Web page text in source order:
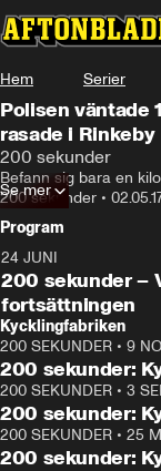
Hem Serier
Polisen väntade
rasade i Rinkeby
200 sekunder
Befann sig bara en
200 sekunder •
Se mer
Program
24 JUNI
200 sekunder –
fortsättningen
Kycklingfabriken
200 SEKUNDER • 9
200 sekunder:
200 SEKUNDER • 3
200 sekunder:
200 SEKUNDER • 25
200 sekunder: